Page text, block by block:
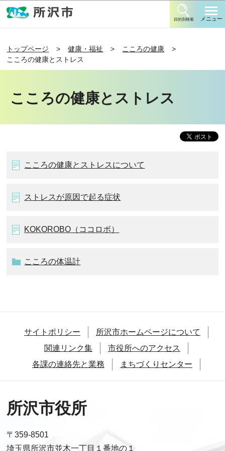
目的別検索 メニュー
トップページ 健康・福祉
こころの健康
こころの健康とストレス
こころの健康とストレス
こころの健康とストレスについて
ストレスが原因で起る症状
KOKOROBO（ココロボ）
こころの体温計
サイトポリシー
所沢市ホームページについて
関連リンク集
市役所へのアクセス
各課の連絡先と業務
まちづくりセンター
所沢市役所
〒359-8501
埼玉県所沢市並木一丁目１番地の１